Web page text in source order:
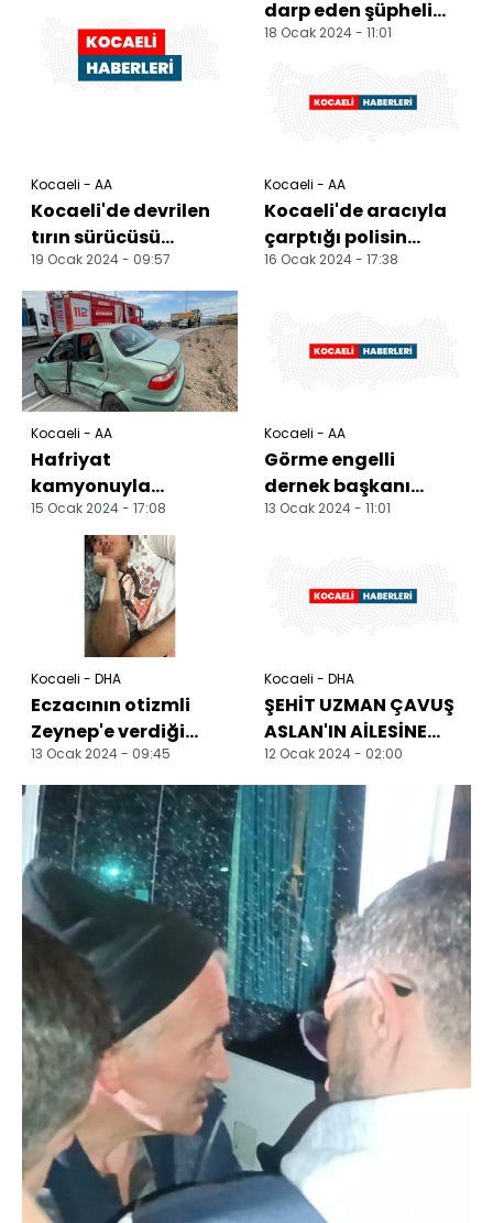
Kocaeli - AA
Kocaeli'de devrilen
tırın sürücüsü
yaralandı
19 Ocak 2024 - 09:57
darp eden şüpheli
gözaltına alındı
18 Ocak 2024 - 11:01
Kocaeli - AA
Kocaeli'de aracıyla
çarptığı polisin
ölümüne neden olan
16 Ocak 2024 - 17:38
Kocaeli - AA
Hafriyat
kamyonuyla
çarpışan otomobilin
sürücüsü yaralandı
15 Ocak 2024 - 17:08
Kocaeli - AA
Görme engelli
dernek başkanı
kendisiyle aynı
13 Ocak 2024 - 11:01
Kocaeli - DHA
Eczacının otizmli
Zeynep'e verdiği
muadil ilaç alerjik
etki yaptı; baba şik...
13 Ocak 2024 - 09:45
Kocaeli - DHA
ŞEHİT UZMAN ÇAVUŞ
ASLAN'IN AİLESİNE
ACI HABER VERİLDİ
12 Ocak 2024 - 02:00